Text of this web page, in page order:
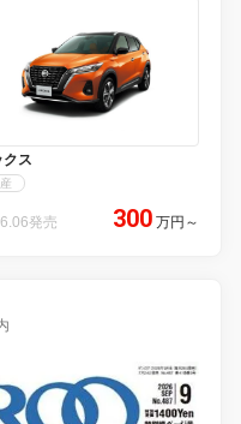
クス
発売 300 万円 ～